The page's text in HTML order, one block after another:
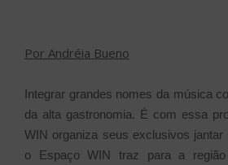
Por Andréia Bueno
Integrar grandes nomes da música
da alta gastronomia. É com essa
WIN organiza seus exclusivos jantar
o Espaço WIN traz para a